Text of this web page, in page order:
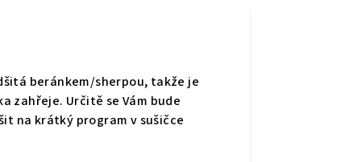
beránkem/sherpou, takže je
zahřeje. Určitě se Vám bude
na krátký program v sušičce